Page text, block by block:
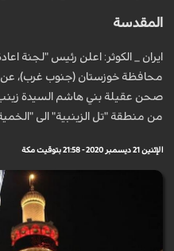
المقدسة
ايران _ الكوثر: اعلن رئيس "لجنة
صحن عقيلة بني هاشم السيدة
من منطقة "تل الزينبية" الى
الإثنين 21 ديسمبر 2020 - 21:58 بتوقيت مكة